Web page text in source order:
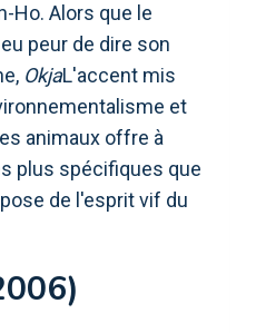
Ho. Alors que le
peur de dire son
OkjaL'accent mis
et
animaux offre à
plus spécifiques que
de l'esprit vif du